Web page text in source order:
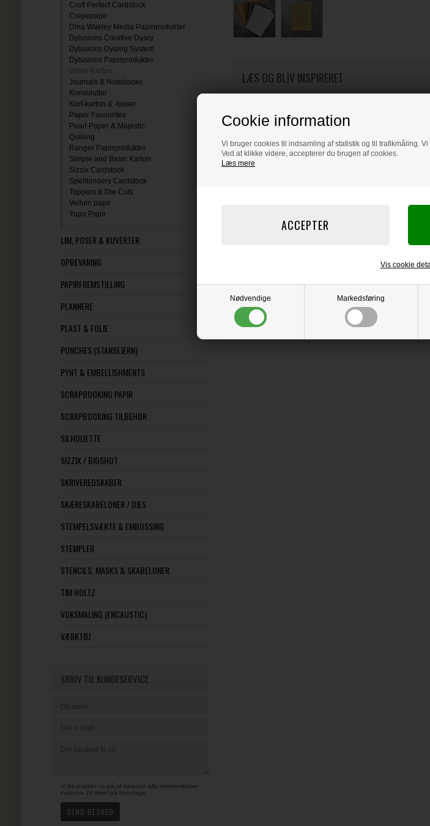
Cookie information
Vi bruger cookies til indsamling af statistik og til trafikmåling.
Ved at klikke videre, accepterer du brugen af cookies.
Læs mere
Nødvendige Markedsføring
Vis cookie
Craft Perfect Cardstock
Crepepapir
Dina Wakley Media Papirprodukter
Dylusions Creative Dyary
Dylusions Dyalog System
Dylusions Papirprodukter
Glitter Karton
Journals & Notebooks
Konvolutter
Kort-karton & -baser
Paper Favourites
Pearl Paper & Majestic
Quilling
Ranger Papirprodukter
Simple and Basic Karton
Sizzix Cardstock
Spellbinders Cardstock
Toppers & Die Cuts
Vellum papir
Yupo Papir
LIM, POSER & KUVERTER
OPBEVARING
PAPIRFREMSTILLING
PLANNERE
PLAST & FOLIE
PUNCHES (STANSEJERN)
PYNT & EMBELLISHMENTS
SCRAPBOOKING PAPIR
SCRAPBOOKING TILBEHØR
SILHOUETTE
SIZZIX / BIGSHOT
SKRIVEREDSKABER
SKÆRESKABELONER / DIES
STEMPELSVÆRTE & EMBOSSING
STEMPLER
STENCILS, MASKS & SKABELONER
TIM HOLTZ
VOKSMALING (ENCAUSTIC)
VÆRKTØJ
SKRIV TIL KUNDESERVICE
Vi bestræber os på at besvare alle henvendelser
indenfor 24 timer på hverdage.
LÆS OG BLIV INSPIRERET